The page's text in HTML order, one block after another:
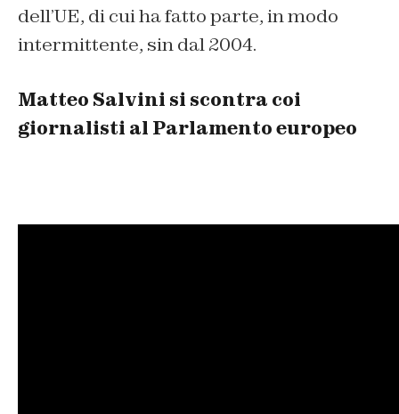
dell’UE, di cui ha fatto parte, in modo
intermittente, sin dal 2004.
Matteo Salvini si scontra coi
giornalisti al Parlamento europeo